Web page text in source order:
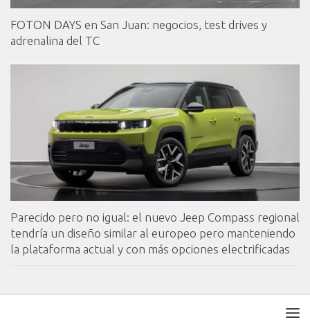
FOTON DAYS en San Juan: negocios, test drives y
adrenalina del TC
Parecido pero no igual: el nuevo Jeep Compass regional
tendría un diseño similar al europeo pero manteniendo
la plataforma actual y con más opciones electrificadas